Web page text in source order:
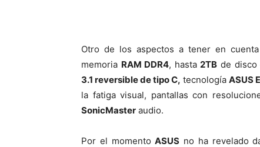
Otro de los aspectos a tener en
memoria RAM DDR4, hasta2TB de disco
3.1 reversible de tipo C, tecnología ASUS
la fatiga visual, pantallas con
SonicMaster audio.
Por el momentoASUS no ha revelado